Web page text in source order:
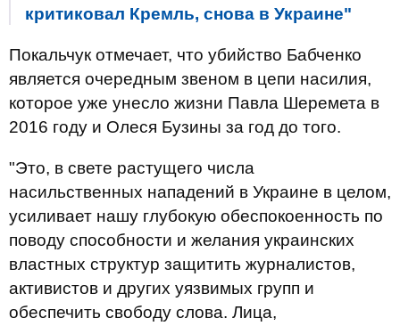
критиковал Кремль, снова в Украине"
Покальчук отмечает, что убийство Бабченко
является очередным звеном в цепи насилия,
которое уже унесло жизни Павла Шеремета в
2016 году и Олеся Бузины за год до того.
"Это, в свете растущего числа
насильственных нападений в Украине в целом,
усиливает нашу глубокую обеспокоенность по
поводу способности и желания украинских
властных структур защитить журналистов,
активистов и других уязвимых групп и
обеспечить свободу слова. Лица,